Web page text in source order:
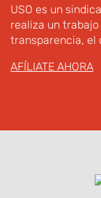
USO es un
realiza un
transparencia, el
AFÍLIATE AHORA